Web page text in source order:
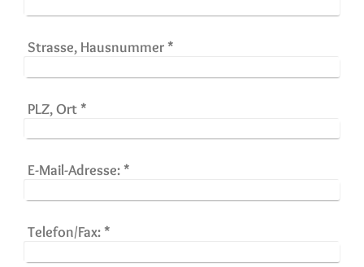
Strasse, Hausnummer*
PLZ, Ort*
E-Mail-Adresse:*
Telefon/Fax:*